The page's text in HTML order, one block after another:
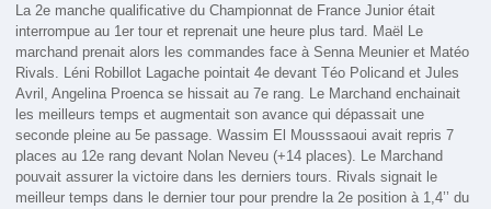
La 2e manche qualificative du Championnat de France Junior était
interrompue au 1er tour et reprenait une heure plus tard. Maël Le
marchand prenait alors les commandes face à Senna Meunier et Matéo
Rivals. Léni Robillot Lagache pointait 4e devant Téo Policand et Jules
Avril, Angelina Proenca se hissait au 7e rang. Le Marchand enchainait
les meilleurs temps et augmentait son avance qui dépassait une
seconde pleine au 5e passage. Wassim El Mousssaoui avait repris 7
places au 12e rang devant Nolan Neveu (+14 places). Le Marchand
pouvait assurer la victoire dans les derniers tours. Rivals signait le
meilleur temps dans le dernier tour pour prendre la 2e position à 1,4’’ du